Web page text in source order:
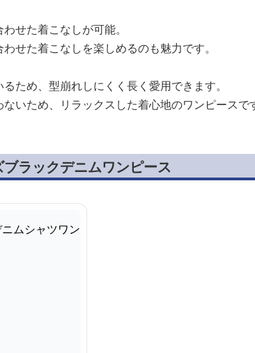
せた着こなしが可能。
せた着こなしを楽しめるのも魅力です。
ため、型崩れしにくく長く愛用できます。
いため、リラックスした着心地のワンピースで
ラックデニムワンピース